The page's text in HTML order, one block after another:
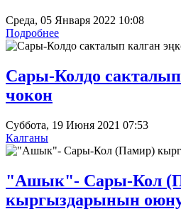
Среда, 05 Января 2022 10:08
Подробнее
Сары-Колдо сакталып
чокон
Суббота, 19 Июня 2021 07:53
Калганы
"Ашык"- Сары-Кол
кыргыздарынын